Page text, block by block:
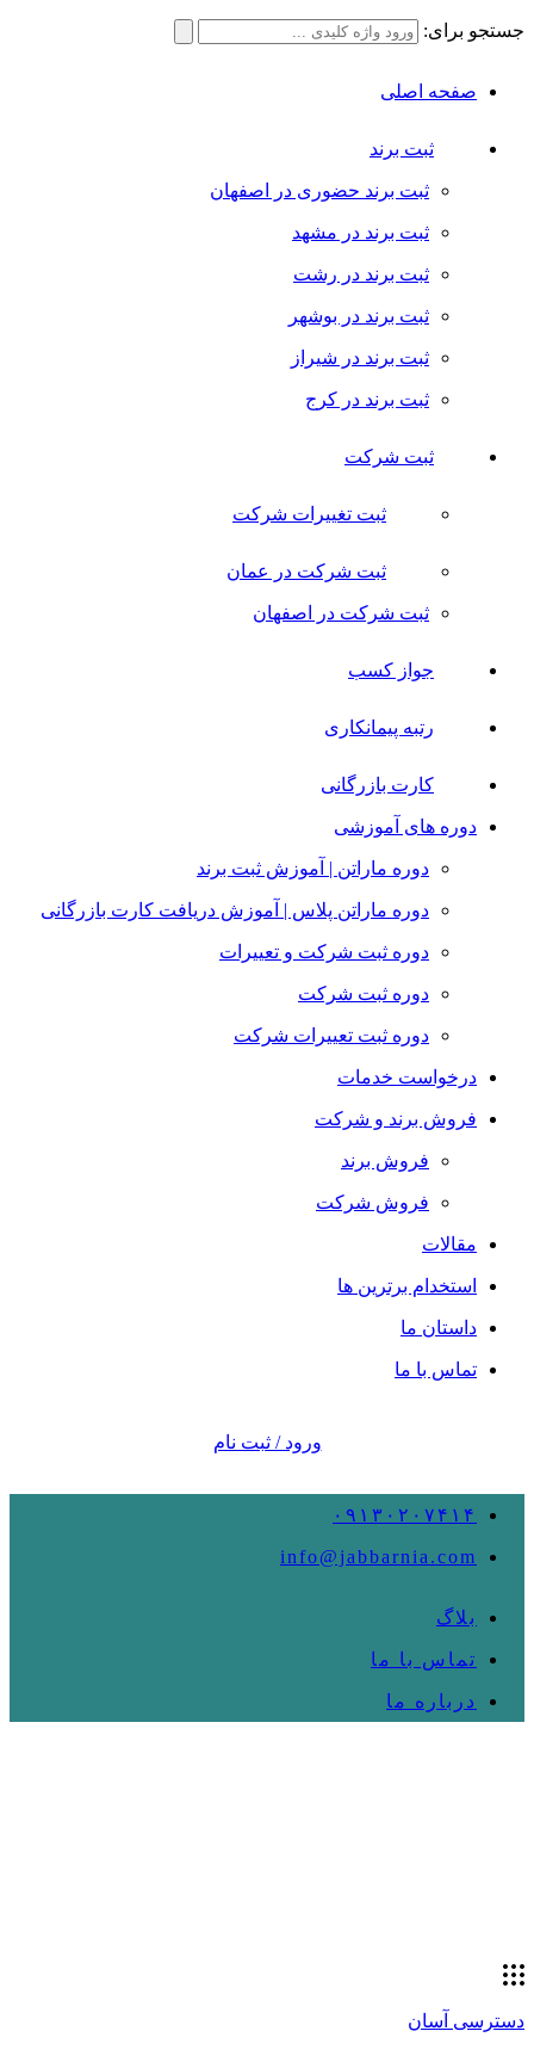
جستجو برای:
صفحه اصلی
ثبت برند
ثبت برند حضوری در اصفهان
ثبت برند در مشهد
ثبت برند در رشت
ثبت برند در بوشهر
ثبت برند در شیراز
ثبت برند در کرج
ثبت شرکت
ثبت تغییرات شرکت
ثبت شرکت در عمان
ثبت شرکت در اصفهان
جواز کسب
رتبه پیمانکاری
کارت بازرگانی
دوره های آموزشی
دوره ماراتن | آموزش ثبت برند
دوره ماراتن پلاس | آموزش دریافت کارت بازرگانی
دوره ثبت شرکت و تعییرات
دوره ثبت شرکت
دوره ثبت تعییرات شرکت
درخواست خدمات
فروش برند و شرکت
فروش برند
فروش شرکت
مقالات
استخدام برترین ها
داستان ما
تماس با ما
ورود / ثبت نام
۰۹۱۳۰۲۰۷۴۱۴
info@jabbarnia.com
بلاگ
تماس با ما
درباره ما
دسترسی آسان